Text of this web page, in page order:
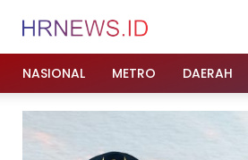
NASIONAL
METRO DAERAH